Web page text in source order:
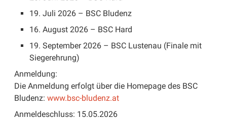
19. Juli 2026 – BSC Bludenz
16. August 2026 – BSC Hard
19. September 2026 – BSC Lustenau (Finale mit
Siegerehrung)
Anmeldung:
Die Anmeldung erfolgt über die Homepage des BSC
Bludenz: www.bsc-bludenz.at
Anmeldeschluss: 15.05.2026